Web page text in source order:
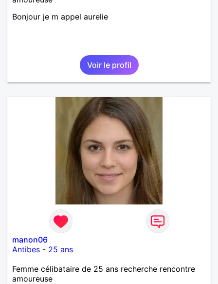
Bonjour je m appel aurelie
Voir le profil
manon06
Antibes - 25 ans
Femme célibataire de 25 ans recherche rencontre
amoureuse